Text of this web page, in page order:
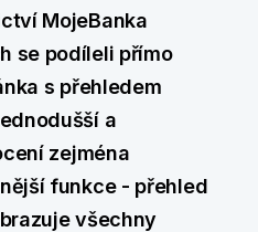
MojeBanka
se podíleli přímo
s přehledem
a
zejména
funkce - přehled
všechny